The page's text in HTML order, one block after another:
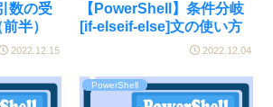
数の受
半）
2022.12.15
【PowerShell】条件分岐
[if-elseif-else]文の使い方
2022.12.04
PowerShell